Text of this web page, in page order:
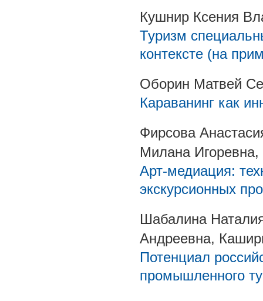
Кушнир Ксения
Туризм
контексте (на
Оборин Матвей
Караванинг как
Фирсова
Милана
Арт-медиация:
экскурсионных
Шабалина
Андреевна,
Потенциал
промышленного